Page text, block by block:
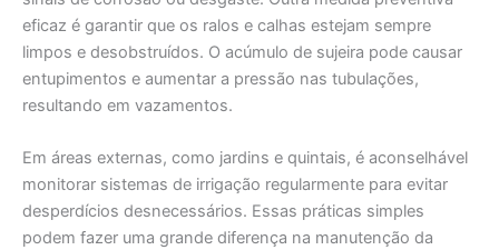
eficaz é garantir que os ralos e calhas estejam sempre
limpos e desobstruídos. O acúmulo de sujeira pode causar
entupimentos e aumentar a pressão nas tubulações,
resultando em vazamentos.
Em áreas externas, como jardins e quintais, é aconselhável
monitorar sistemas de irrigação regularmente para evitar
desperdícios desnecessários. Essas práticas simples
podem fazer uma grande diferença na manutenção da